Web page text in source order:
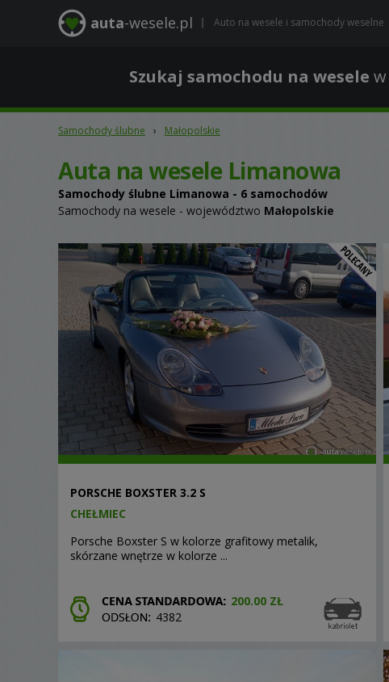
auta-wesele.pl Auto na wesele i samochody weselne
Szukaj samochodu na wesele
Samochody ślubne › Małopolskie
Auta na wesele Limanowa
Samochody ślubne Limanowa - 6 samochodów
Samochody na wesele - województwo Małopolskie
PORSCHE BOXSTER 3.2 S
CHEŁMIEC
Porsche Boxster S w kolorze grafitowy metalik,
skórzane wnętrze w kolorze ...
200.00 ZŁ
4382